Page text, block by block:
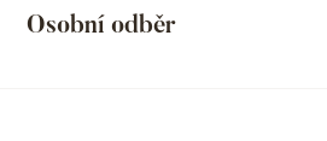
Osobní odběr